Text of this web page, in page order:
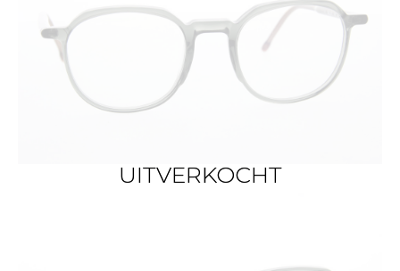
UITVERKOCHT
UITVERKOCHT